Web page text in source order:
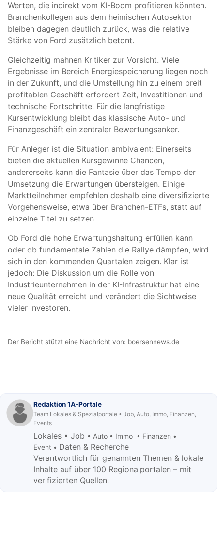
Werten, die indirekt vom KI-Boom profitieren könnten.
Branchenkollegen aus dem heimischen Autosektor
bleiben dagegen deutlich zurück, was die relative
Stärke von Ford zusätzlich betont.
Gleichzeitig mahnen Kritiker zur Vorsicht. Viele
Ergebnisse im Bereich Energiespeicherung liegen noch
in der Zukunft, und die Umstellung hin zu einem breit
profitablen Geschäft erfordert Zeit, Investitionen und
technische Fortschritte. Für die langfristige
Kursentwicklung bleibt das klassische Auto- und
Finanzgeschäft ein zentraler Bewertungsanker.
Für Anleger ist die Situation ambivalent: Einerseits
bieten die aktuellen Kursgewinne Chancen,
andererseits kann die Fantasie über das Tempo der
Umsetzung die Erwartungen übersteigen. Einige
Marktteilnehmer empfehlen deshalb eine diversifizierte
Vorgehensweise, etwa über Branchen-ETFs, statt auf
einzelne Titel zu setzen.
Ob Ford die hohe Erwartungshaltung erfüllen kann
oder ob fundamentale Zahlen die Rallye dämpfen, wird
sich in den kommenden Quartalen zeigen. Klar ist
jedoch: Die Diskussion um die Rolle von
Industrieunternehmen in der KI-Infrastruktur hat eine
neue Qualität erreicht und verändert die Sichtweise
vieler Investoren.
Der Bericht stützt eine Nachricht von: boersennews.de
Redaktion 1A-Portale
Team Lokales & Spezialportale • Job, Auto, Immo, Finanzen,
Events
Lokales • Job • Auto • Immo • Finanzen •
Event • Daten & Recherche
Verantwortlich für genannten Themen & lokale
Inhalte auf über 100 Regionalportalen – mit
verifizierten Quellen.